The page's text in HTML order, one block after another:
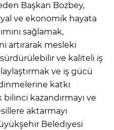
Başkan Bozbey,
ve ekonomik hayata
sağlamak,
artırarak mesleki
ve kaliteli iş
ve iş gücü
katkı
kazandırmayı ve
aktarmayı
Belediyesi